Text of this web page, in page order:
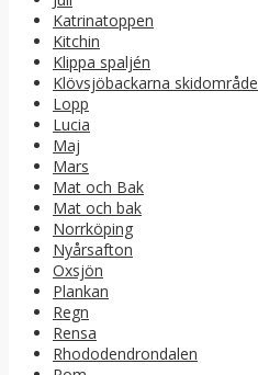
Katrinatoppen
Kitchin
Klippa spaljén
Klövsjöbackarna skidområde
Lopp
Lucia
Maj
Mars
Mat och Bak
Mat och bak
Norrköping
Nyårsafton
Oxsjön
Plankan
Regn
Rensa
Rhododendrondalen